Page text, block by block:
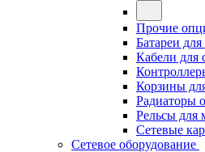
Прочие
Батареи
Кабели для
Корзины
Радиаторы
Рельсы для
Сетевые
Сетевое оборудование